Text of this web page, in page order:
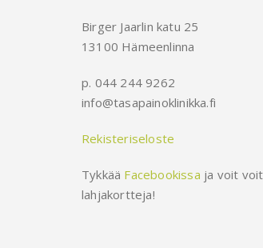
Birger Jaarlin katu 25
13100 Hämeenlinna
p. 044 244 9262
info@tasapainoklinikka.fi
Rekisteriseloste
Tykkää Facebookissa ja voit
lahjakortteja!